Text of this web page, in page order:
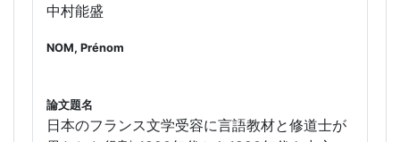
中村能盛
NOM, Prénom
論文題名
日本のフランス文学受容に言語教材と修道士が